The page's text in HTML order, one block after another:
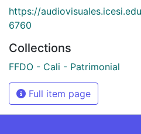
https://
6760
Collections
FFDO - Cali - Patrimonial
Full item page